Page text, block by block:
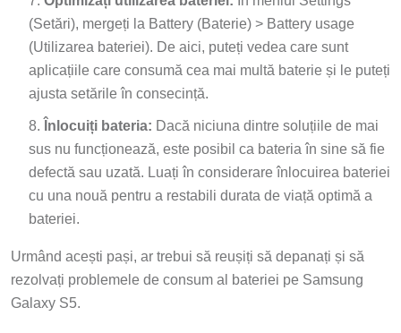
(Setări), mergeți la Battery (Baterie) > Battery usage
(Utilizarea bateriei). De aici, puteți vedea care sunt
aplicațiile care consumă cea mai multă baterie și le puteți
ajusta setările în consecință.
Înlocuiți bateria: Dacă niciuna dintre soluțiile de mai
sus nu funcționează, este posibil ca bateria în sine să fie
defectă sau uzată. Luați în considerare înlocuirea bateriei
cu una nouă pentru a restabili durata de viață optimă a
bateriei.
Urmând acești pași, ar trebui să reușiți să depanați și să
rezolvați problemele de consum al bateriei pe Samsung
Galaxy S5.